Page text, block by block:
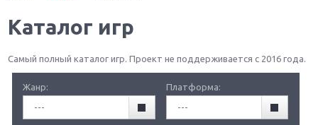
Каталог игр
Самый полный каталог игр. Проект не поддерживается с 2016 года.
Жанр:
---
Платформа:
---